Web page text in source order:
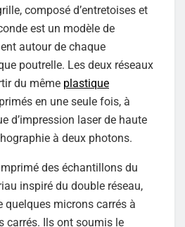
composé d’entretoises et
est un modèle de
autour de chaque
poutrelle. Les deux réseaux
du même plastique
en une seule fois, à
d’impression laser de haute
à deux photons.
des échantillons du
inspiré du double réseau,
quelques microns carrés à
carrés. Ils ont soumis le